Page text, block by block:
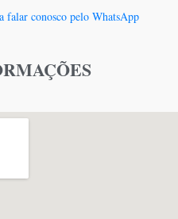
falar conosco pelo WhatsApp